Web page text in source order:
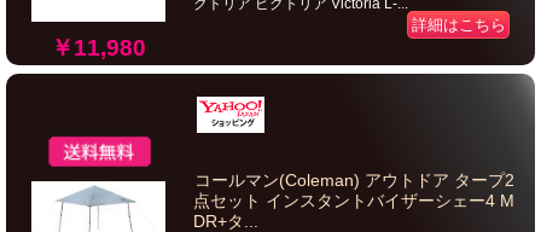
￥11,980
クトリア ビクトリア Victoria L-...
詳細はこちら
コールマン(Coleman) アウトドア タープ2
点セット インスタントバイザーシェー4 M
DR+タ...